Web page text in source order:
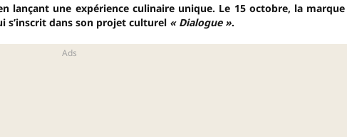
lançant une expérience culinaire unique. Le 15 octobre, la
s’inscrit dans son projet culturel « Dialogue ».